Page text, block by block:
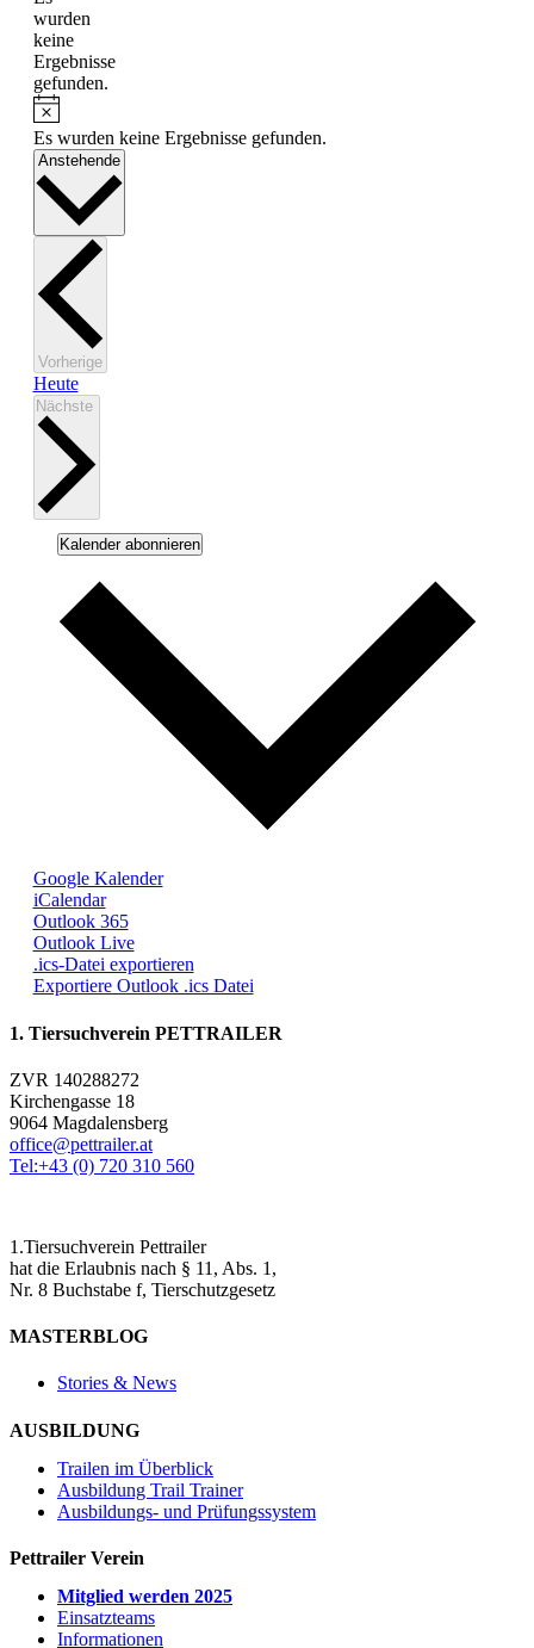
wurden
keine
Ergebnisse
gefunden.
Hinweis
Es wurden keine Ergebnisse gefunden.
Anstehende Datum
VorherigeVeranstaltungen
Heute
Nächste
Kalender abonnieren
Google Kalender
iCalendar
Outlook 365
Outlook Live
.ics-Datei exportieren
Exportiere Outlook .ics Datei
1. Tiersuchverein PETTRAILER
ZVR 140288272
Kirchengasse 18
9064 Magdalensberg
office@pettrailer.at
Tel:+43 (0) 720 310 560
1.Tiersuchverein Pettrailer
hat die Erlaubnis nach § 11, Abs. 1,
Nr. 8 Buchstabe f, Tierschutzgesetz
MASTERBLOG
Stories & News
AUSBILDUNG
Trailen im Überblick
Ausbildung Trail Trainer
Ausbildungs- und Prüfungssystem
Pettrailer Verein
Mitglied werden 2025
Einsatzteams
Informationen